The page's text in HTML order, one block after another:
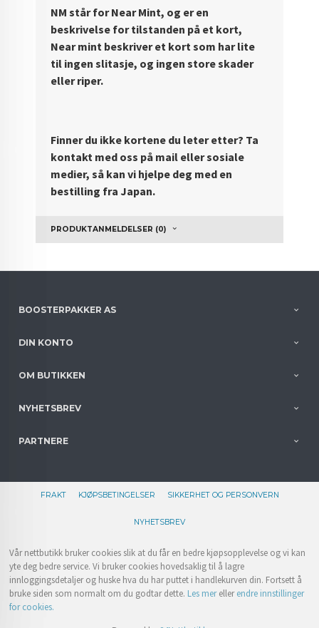
NM står for Near Mint, og er en
beskrivelse for tilstanden på et kort,
Near mint beskriver et kort som har lite
til ingen slitasje, og ingen store skader
eller riper.
Finner du ikke kortene du leter etter? Ta
kontakt med oss på mail eller sosiale
medier, så kan vi hjelpe deg med en
bestilling fra Japan.
PRODUKTANMELDELSER (0)
BOOSTERPAKKER AS
DIN KONTO
OM BUTIKKEN
NYHETSBREV
PARTNERE
FRAKT KJØPSBETINGELSER SIKKERHET OG PERSONVERN
NYHETSBREV
Vår nettbutikk bruker cookies slik at du får en bedre kjøpsopplevelse og vi kan
yte deg bedre service. Vi bruker cookies hovedsaklig til å lagre
innloggingsdetaljer og huske hva du har puttet i handlekurven din. Fortsett å
bruke siden som normalt om du godtar dette. Les merellerendre innstillinger
for cookies.